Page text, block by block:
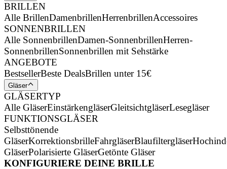
BRILLEN
Alle BrillenDamenbrillenHerrenbrillenAccessoires
SONNENBRILLEN
Alle SonnenbrillenDamen-SonnenbrillenHerren-
SonnenbrillenSonnenbrillen mit Sehstärke
ANGEBOTE
BestsellerBeste DealsBrillen unter 15€
Gläser
GLÄSERTYP
Alle GläserEinstärkengläserGleitsichtgläserLesegläser
FUNKTIONSGLÄSER
Selbsttönende
GläserKorrektionsbrilleFahrgläserBlaufiltergläser
GläserPolarisierte GläserGetönte Gläser
KONFIGURIERE DEINE BRILLE